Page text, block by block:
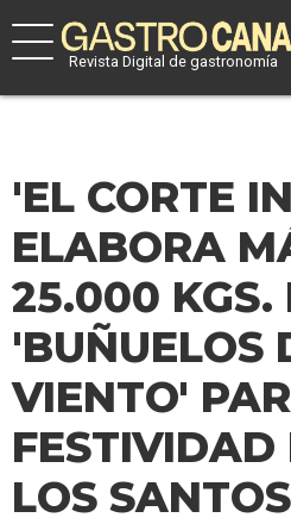
Revista Digital de gastronomía
'EL CORTE
ELABORA
25.000 KGS.
'BUÑUELOS
VIENTO'
FESTIVIDAD
LOS SANTOS